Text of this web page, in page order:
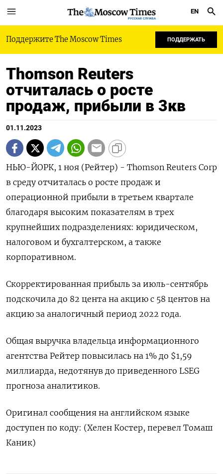
РУССКАЯ СЛУЖБА
EN
Поддержите The Moscow Times ПОДДЕРЖАТЬ
Thomson Reuters
отчиталась о росте
продаж, прибыли в 3кв
01.11.2023
НЬЮ-ЙОРК, 1 ноя (Рейтер) - Thomson Reuters Corp
в среду отчиталась о росте продаж и
операционной прибыли в третьем квартале
благодаря высоким показателям в трех
крупнейших подразделениях: юридическом,
налоговом и бухгалтерском, а также
корпоративном.
Скорректированная прибыль за июль-сентябрь
подскочила до 82 цента на акцию с 58 центов на
акцию за аналогичный период 2022 года.
Общая выручка владельца информационного
агентства Рейтер повысилась на 1% до $1,59
миллиарда, недотянув до приведенного LSEG
прогноза аналитиков.
Оригинал сообщения на английском языке
доступен по коду: (Хелен Костер, перевел Томаш
Каник)